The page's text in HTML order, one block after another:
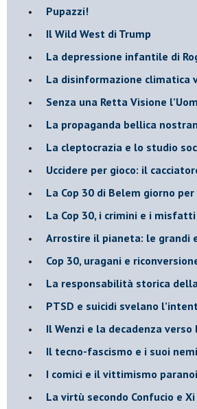
​Pupazzi!
​Il Wild West di Trump
​La depressione infantile di
​La disinformazione climatica
Senza una Retta Visione
​La propaganda bellica
​La cleptocrazia e lo studio
​Uccidere per gioco: il
​La Cop 30 di Belem giorno
La Cop 30, i crimini e i
Arrostire il pianeta: le grandi
​Cop 30, uragani e
La responsabilità storica
PTSD e suicidi svelano
Il Wenzi e la decadenza
​Il tecno-fascismo e i suoi
​I comici e il vittimismo
​La virtù secondo Confucio e